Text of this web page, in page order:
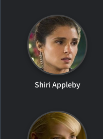
Shiri Appleby